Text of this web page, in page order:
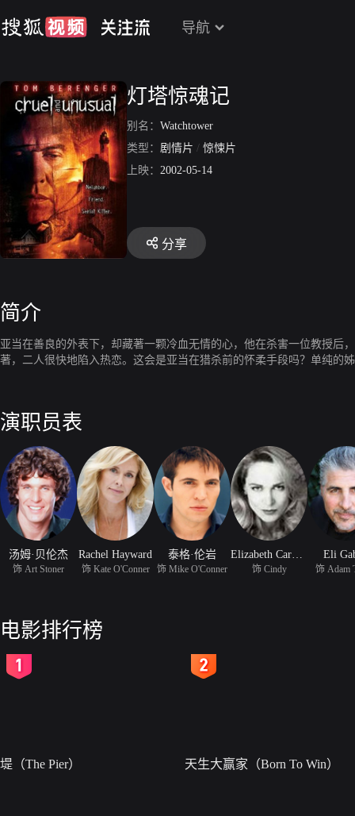
导航
灯塔惊魂记
别名： Watchtower
类型： 剧情片 / 惊悚片
上映： 2002-05-14
分享
简介
亚当在善良的外表下，却藏著一颗冷血无情的心，他在杀害一位教授后
著，二人很快地陷入热恋。这会是亚当在猎杀前的怀柔手段吗？单纯的
演职员表
汤姆·贝伦杰
饰 Art Stoner
Rachel Hayward
饰 Kate O'Conner
泰格·伦岩
饰 Mike O'Conner 饰 Cindy
Eli
饰 Adam
电影排行榜
堤（The Pier） 天生大赢家（Born To Win）